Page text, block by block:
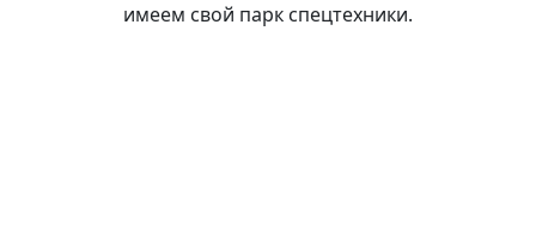
имеем свой парк спецтехники.